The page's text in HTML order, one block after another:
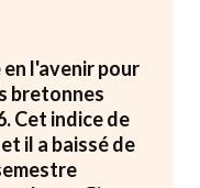
l'avenir pour
bretonnes
Cet indice de
il a baissé de